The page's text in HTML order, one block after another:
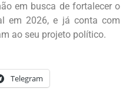
em busca de fortalecer o
em 2026, e já conta com
ao seu projeto político.
Telegram